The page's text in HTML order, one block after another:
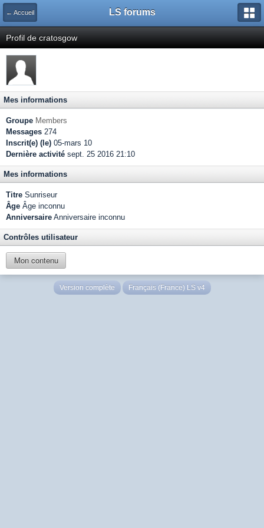
← Accueil LS forums
Profil de cratosgow
Mes informations
Groupe Members
Messages 274
Inscrit(e) (le) 05-mars 10
Dernière activité sept. 25 2016 21:10
Mes informations
Titre Sunriseur
Âge Âge inconnu
Anniversaire Anniversaire inconnu
Contrôles utilisateur
Mon contenu
Version complète Français (France) LS v4